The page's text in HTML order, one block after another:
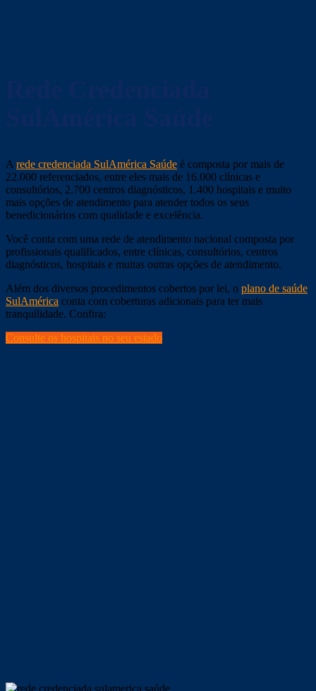
A rede credenciada SulAmérica Saúde é composta por mais de
22.000 referenciados, entre eles mais de 16.000 clínicas e
consultórios, 2.700 centros diagnósticos, 1.400 hospitais e muito
mais opções de atendimento para atender todos os seus
benedicionários com qualidade e excelência.
Você conta com uma rede de atendimento nacional composta por
profissionais qualificados, entre clínicas, consultórios, centros
diagnósticos, hospitais e muitas outras opções de atendimento.
Além dos diversos procedimentos cobertos por lei, o plano de saúde
SulAmérica conta com coberturas adicionais para ter mais
tranquilidade. Confira:
Consulte os hospitais no seu estado